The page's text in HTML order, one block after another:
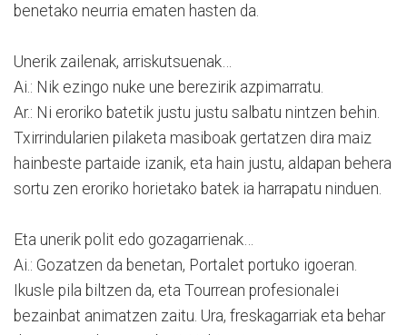
benetako neurria ematen hasten da.
Unerik zailenak, arriskutsuenak…
Ai.: Nik ezingo nuke une berezirik azpimarratu.
Ar.: Ni eroriko batetik justu justu salbatu nintzen behin.
Txirrindularien pilaketa masiboak gertatzen dira maiz
hainbeste partaide izanik, eta hain justu, aldapan behera
sortu zen eroriko horietako batek ia harrapatu ninduen.
Eta unerik polit edo gozagarrienak…
Ai.: Gozatzen da benetan, Portalet portuko igoeran.
Ikusle pila biltzen da, eta Tourrean profesionalei
bezainbat animatzen zaitu. Ura, freskagarriak eta behar